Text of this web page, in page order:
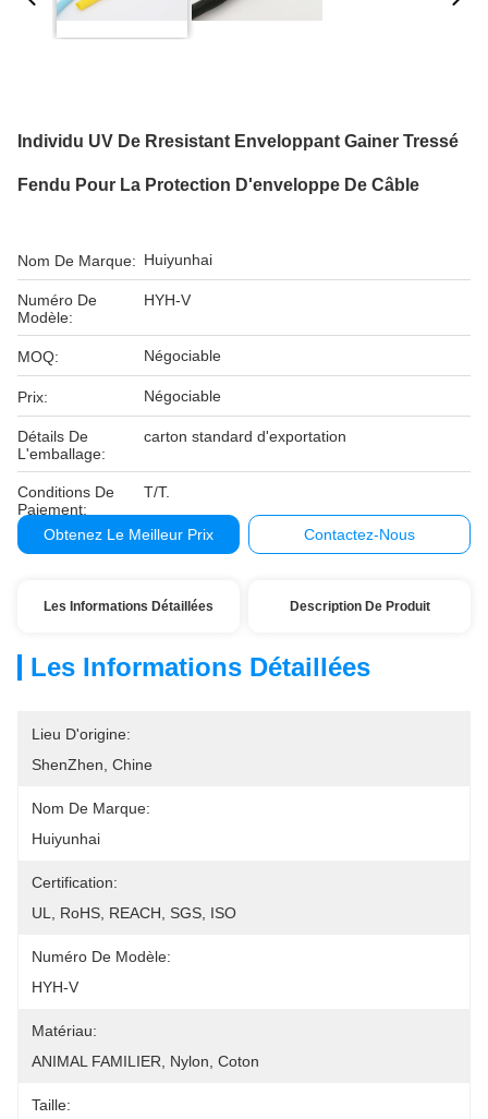
Individu UV De Rresistant Enveloppant Gainer Tressé
Fendu Pour La Protection D'enveloppe De Câble
Nom De Marque: Huiyunhai
Numéro De
Modèle:
HYH-V
MOQ: Négociable
Prix: Négociable
Détails De
L'emballage:
carton standard d'exportation
Conditions De
Paiement:
T/T.
Obtenez Le Meilleur Prix Contactez-Nous
Les Informations Détaillées Description De Produit
Les Informations Détaillées
Lieu D'origine:
ShenZhen, Chine
Nom De Marque:
Huiyunhai
Certification:
UL, RoHS, REACH, SGS, ISO
Numéro De Modèle:
HYH-V
Matériau:
ANIMAL FAMILIER, Nylon, Coton
Taille: